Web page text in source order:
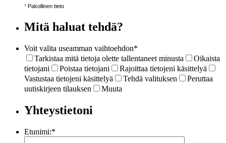
* Pakollinen tieto
Mitä haluat tehdä?
Voit valita useamman vaihtoehdon*
Tarkistaa mitä tietoja olette tallentaneet minusta
Oikaista
tietojani
Poistaa tietojani
Rajoittaa tietojeni käsittelyä
Vastustaa tietojeni käsittelyä
Tehdä valituksen
Peruttaa
uutiskirjeen tilauksen
Muuta
Yhteystietoni
Etunimi:*